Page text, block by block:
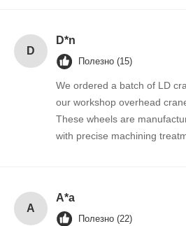
D
D*n
Полезно (15)
We ordered a batch of LD
our workshop overhead
These wheels are
with precise machining
existing LD single girder
modification during
A
A*a
Полезно (22)